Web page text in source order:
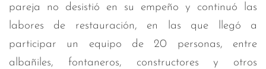
pareja no desistió en su empeño y continuó las
labores de restauración, en las que llegó a
participar un equipo de 20 personas, entre
albañiles, fontaneros, constructores y otros